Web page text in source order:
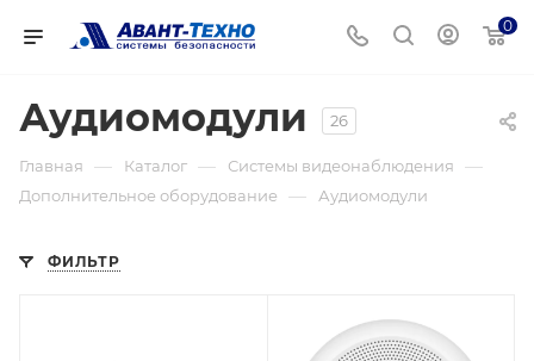
0
Аудиомодули 26
Главная — Каталог — Системы видеонаблюдения —
Дополнительное оборудование — Аудиомодули
ФИЛЬТР